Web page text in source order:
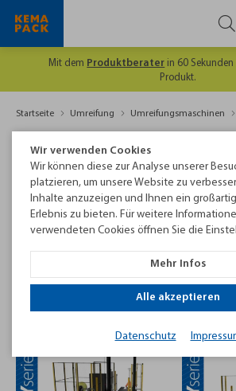
Mit dem Produktberater in 60
Produkt.
Startseite Umreifung Umreifungsmaschinen
Vollautomatische
Passendes Produkt
Wir verwenden Cookies
Wir können diese zur Analyse unserer
platzieren, um unsere Website zu
Inhalte anzuzeigen und Ihnen ein
Erlebnis zu bieten. Für weitere
verwendeten Cookies öffnen Sie die
Mehr Infos
Alle akzeptieren
Datenschutz